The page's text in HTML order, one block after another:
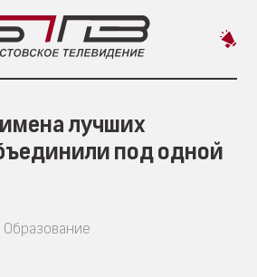
лучших
под одной
Образование